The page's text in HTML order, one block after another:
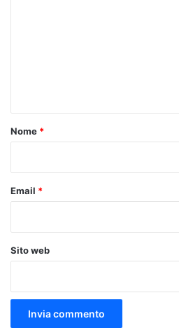
o
Nome *
Email *
Sito web